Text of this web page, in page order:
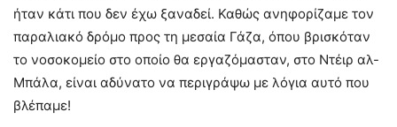
ήταν κάτι που δεν έχω ξαναδεί. Καθώς ανηφορίζαμε τον
παραλιακό δρόμο προς τη μεσαία Γάζα, όπου βρισκόταν
το νοσοκομείο στο οποίο θα εργαζόμασταν, στο Ντέιρ αλ-
Μπάλα, είναι αδύνατο να περιγράψω με λόγια αυτό που
βλέπαμε!